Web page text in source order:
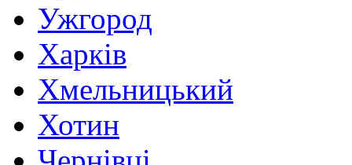
Ужгород
Харків
Хмельницький
Хотин